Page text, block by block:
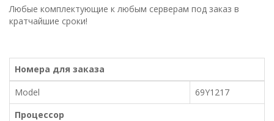
Любые комплектующие к любым серверам под заказ в
кратчайшие сроки!
Номера для заказа
Model
69Y1217
Процессор